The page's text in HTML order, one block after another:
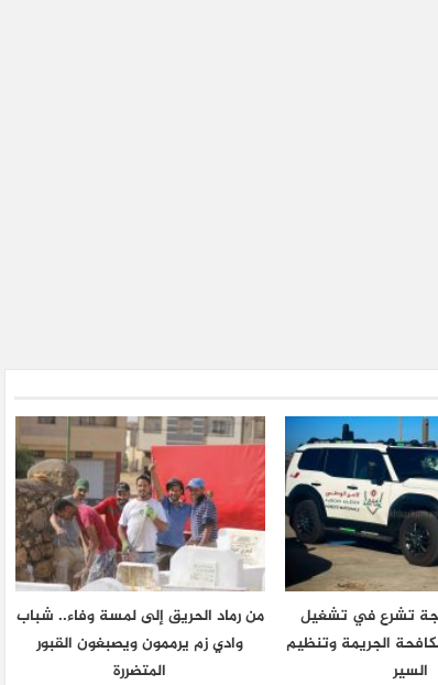
تشرع في تشغيل
الجريمة وتنظيم
السير
من رماد الحريق إلى لمسة وفاء.. شباب
وادي زم يرممون ويصبغون القبور
المتضررة